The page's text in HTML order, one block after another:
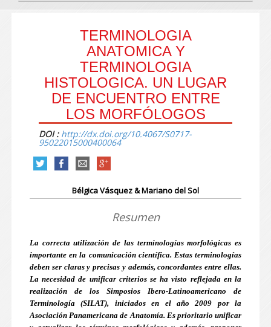
TERMINOLOGIA
ANATOMICA Y
TERMINOLOGIA
HISTOLOGICA. UN LUGAR
DE ENCUENTRO ENTRE
LOS MORFÓLOGOS
DOI : http://dx.doi.org/10.4067/S0717-
95022015000400064
Bélgica Vásquez & Mariano del Sol
Resumen
La correcta utilización de las terminologías morfológicas es
importante en la comunicación científica. Estas terminologías
deben ser claras y precisas y además, concordantes entre ellas.
La necesidad de unificar criterios se ha visto reflejada en la
realización de los Simposios Ibero-Latinoamericano de
Terminología (SILAT), iniciados en el año 2009 por la
Asociación Panamericana de Anatomía. Es prioritario unificar